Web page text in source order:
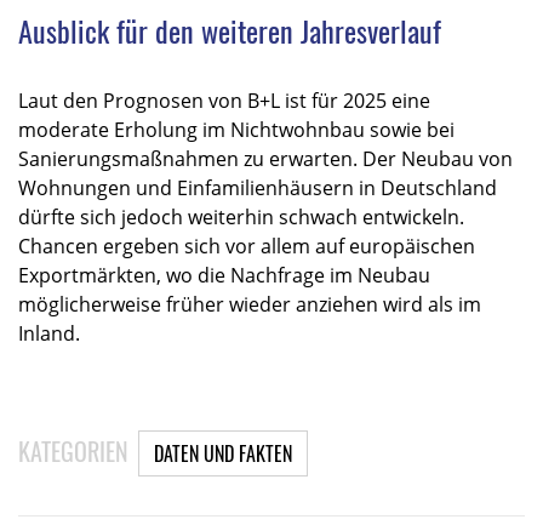
Ausblick für den weiteren Jahresverlauf
Laut den Prognosen von B+L ist für 2025 eine
moderate Erholung im Nichtwohnbau sowie bei
Sanierungsmaßnahmen zu erwarten. Der Neubau von
Wohnungen und Einfamilienhäusern in Deutschland
dürfte sich jedoch weiterhin schwach entwickeln.
Chancen ergeben sich vor allem auf europäischen
Exportmärkten, wo die Nachfrage im Neubau
möglicherweise früher wieder anziehen wird als im
Inland.
KATEGORIEN DATEN UND FAKTEN